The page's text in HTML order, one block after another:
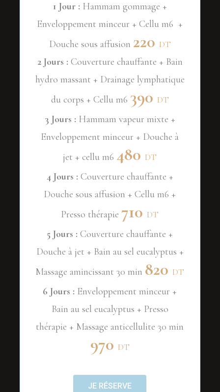
1 Jour : Hammam gommage +
Enveloppement minceur + Cellu m6 +
Douche sous affusion 220 DT
2 Jours : Couverture chauffante + Bain
hydro massant + Drainage lymphatique
du corps + Cellu m6 390 DT
3 Jours : Hammam vapeur mixte +
Enveloppement minceur + Douche à
jet + cellu m6 480DT
4 Jours : Couverture chauffante +
Douche sous affusion + Cellu m6 +
Presso thérapie710DT
5 Jours :Couverture chauffante +
Douche à jet + Bain au sel eucalyptus +
Massage amincissant 30 min 820DT
6 Jours : Enveloppement minceur +
Bain au sel eucalyptus + Presso
thérapie + Massage anticellulite 30 min
970 DT
JE RÉSERVE